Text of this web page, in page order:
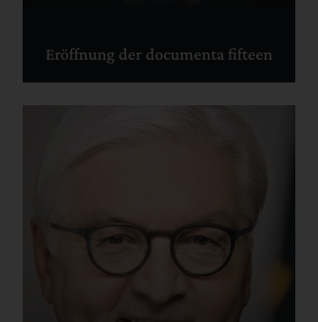
Eröffnung der documenta fifteen